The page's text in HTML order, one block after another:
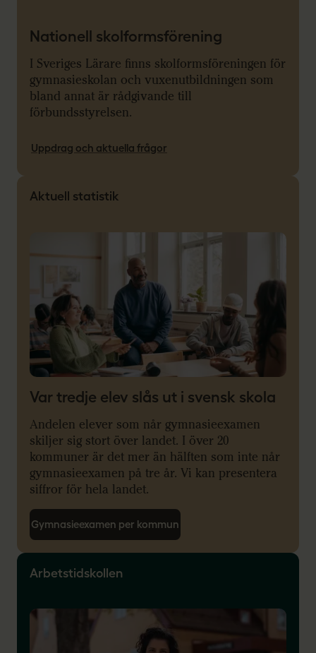
Nationell skolformsförening
I Sveriges Lärare finns skolformsföreningen för
gymnasieskolan och vuxenutbildningen som
bland annat är rådgivande till
förbundsstyrelsen.
Uppdrag och aktuella frågor
Aktuell statistik
Var tredje elev slås ut i svensk skola
Andelen elever som når gymnasieexamen
skiljer sig stort över landet. I över 20
kommuner är det mer än hälften som inte når
gymnasieexamen på tre år. Vi kan presentera
siffror för hela landet.
Gymnasieexamen per kommun
Arbetstidskollen